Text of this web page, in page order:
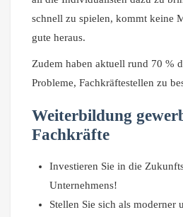
schnell zu spielen, kommt keine
gute heraus.
Zudem haben aktuell rund 70 %
Probleme, Fachkräftestellen zu
Weiterbildung
Fachkräfte
Investieren Sie in die
Unternehmens!
Stellen Sie sich als moderner